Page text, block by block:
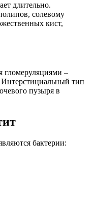
длительно.
солевому
кист,
гломеруляциями –
тип
пузыря в
бактерии: